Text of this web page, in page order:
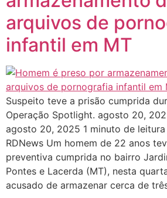
arquivos de
infantil em MT
Suspeito teve a prisão cumprida
Operação Spotlight. agosto 20,
agosto 20, 2025 1 minuto de leitura
RDNews Um homem de 22 anos
preventiva cumprida no bairro
Pontes e Lacerda (MT), nesta
acusado de armazenar cerca de